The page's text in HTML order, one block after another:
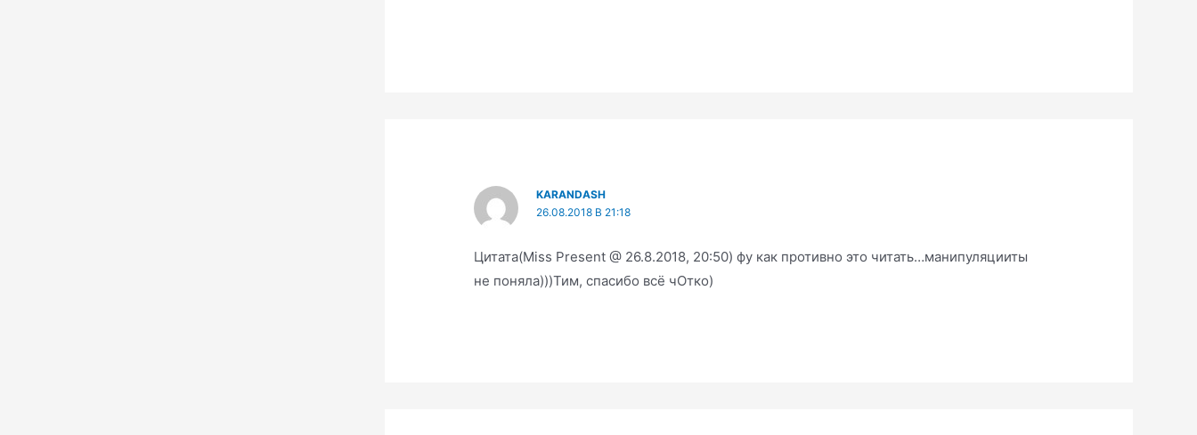
KARANDASH
26.08.2018 В 21:18
Цитата(Miss Present @ 26.8.2018, 20:50) фу как противно это читать…манипуляцииты
не поняла)))Тим, спасибо всё чОтко)